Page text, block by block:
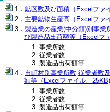
鉱区数及び面積（Excelファ
主要鉱物生産高（Excelファ
製造業の産業(中分類)別事業
び製造品出荷額等（Excelフ
事業所数
従業者数
製造品出荷額等
市町村別事業所数,従業者数
額等（Excelファイル、25KB)
事業所数
従業者数
製造品出荷額等